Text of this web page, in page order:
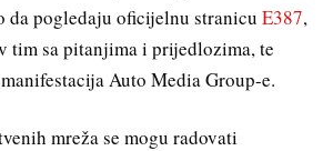
da pogledaju oficijelnu stranicu E387,
tim sa pitanjima i prijedlozima, te
Auto Media Group-e.
mreža se mogu radovati